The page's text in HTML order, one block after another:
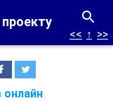
<< ↑ >>